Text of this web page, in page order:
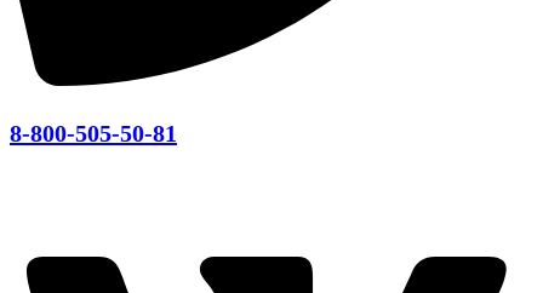
8-800-505-50-81